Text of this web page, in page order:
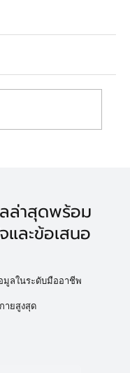
ล่าสุดพร้อม
และข้อเสนอ
มูลในระดับมืออาชีพ
ายสูงสุด